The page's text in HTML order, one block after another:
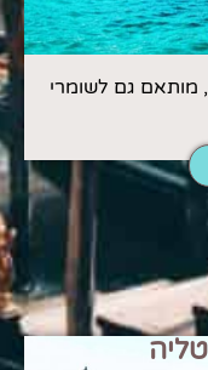
מותאם גם לשומרי